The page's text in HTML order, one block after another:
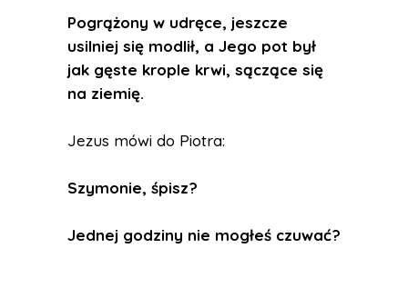
Pogrążony w udręce, jeszcze
usilniej się modlił, a Jego pot był
jak gęste krople krwi, sączące się
na ziemię.
Jezus mówi do Piotra:
Szymonie, śpisz?
Jednej godziny nie mogłeś czuwać?